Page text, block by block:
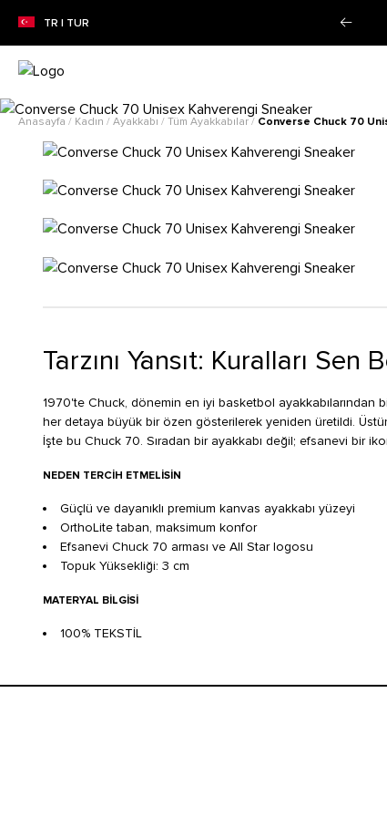
TR | TUR
SEZON İNDİRİMİ!
Anasayfa / Kadın / Ayakkabı / Tüm Ayakkabılar / Converse Chuck 70
Tarzını Yansıt: Kuralları Sen
1970'te Chuck, dönemin en iyi basketbol ayakkabılarından
her detaya büyük bir özen gösterilerek yeniden üretildi.
İşte bu Chuck 70. Sıradan bir ayakkabı değil; efsanevi bir
NEDEN TERCIH ETMELISIN
Güçlü ve dayanıklı premium kanvas ayakkabı yüzeyi
OrthoLite taban, maksimum konfor
Efsanevi Chuck 70 arması ve All Star logosu
Topuk Yüksekliği: 3 cm
MATERYAL BILGISI
100% TEKSTİL